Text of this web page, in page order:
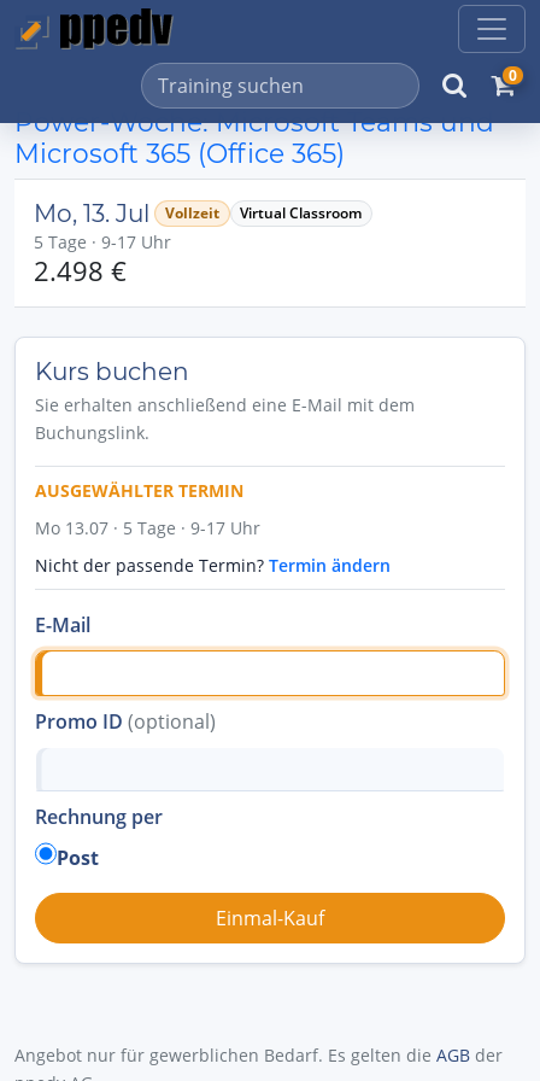
0
Power-Woche: Microsoft Teams und
Microsoft 365 (Office 365)
Mo, 13. Jul Vollzeit Virtual Classroom
5 Tage · 9-17 Uhr
2.498 €
Kurs buchen
Sie erhalten anschließend eine E-Mail mit dem
Buchungslink.
AUSGEWÄHLTER TERMIN
Mo 13.07 · 5 Tage · 9-17 Uhr
Nicht der passende Termin? Termin ändern
E-Mail
Promo ID (optional)
Rechnung per
Post
Angebot nur für gewerblichen Bedarf. Es gelten die AGB der